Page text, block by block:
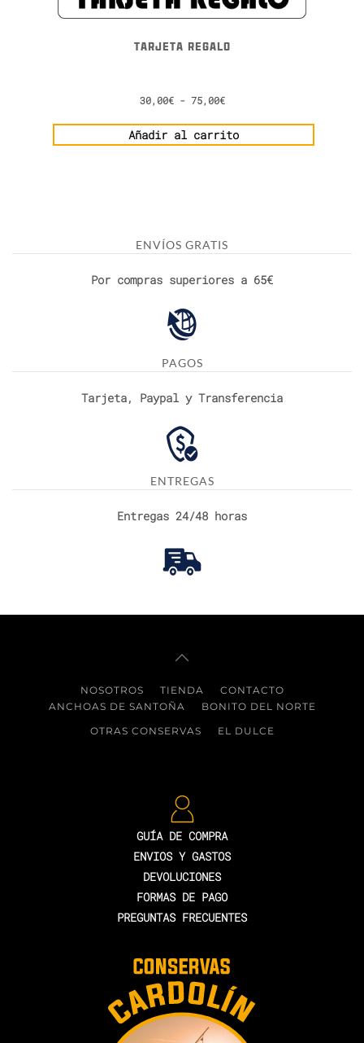
TARJETA REGALO
30,00€ - 75,00€
Añadir al carrito
ENVÍOS GRATIS
Por compras superiores a 65€
PAGOS
Tarjeta, Paypal y Transferencia
ENTREGAS
Entregas 24/48 horas
NOSOTROS TIENDA
CONTACTO
ANCHOAS DE SANTOÑA
BONITO DEL NORTE
OTRAS CONSERVAS
EL DULCE
GUÍA DE COMPRA
ENVIOS Y GASTOS
DEVOLUCIONES
FORMAS DE PAGO
PREGUNTAS FRECUENTES